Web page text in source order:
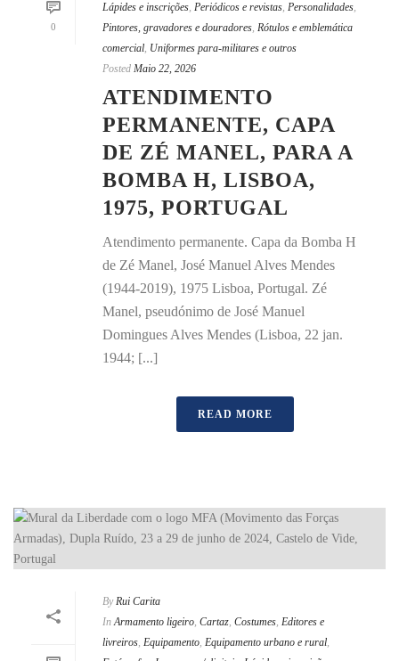
0
Lápides e inscrições, Periódicos e revistas, Personalidades,
Pintores, gravadores e douradores, Rótulos e emblemática
comercial, Uniformes para-militares e outros
Posted Maio 22, 2026
ATENDIMENTO
PERMANENTE, CAPA
DE ZÉ MANEL, PARA A
BOMBA H, LISBOA,
1975, PORTUGAL
Atendimento permanente. Capa da Bomba H
de Zé Manel, José Manuel Alves Mendes
(1944-2019), 1975 Lisboa, Portugal. Zé
Manel, pseudónimo de José Manuel
Domingues Alves Mendes (Lisboa, 22 jan.
1944; [...]
READ MORE
By Rui Carita
In Armamento ligeiro, Cartaz, Costumes, Editores e
livreiros, Equipamento, Equipamento urbano e rural,